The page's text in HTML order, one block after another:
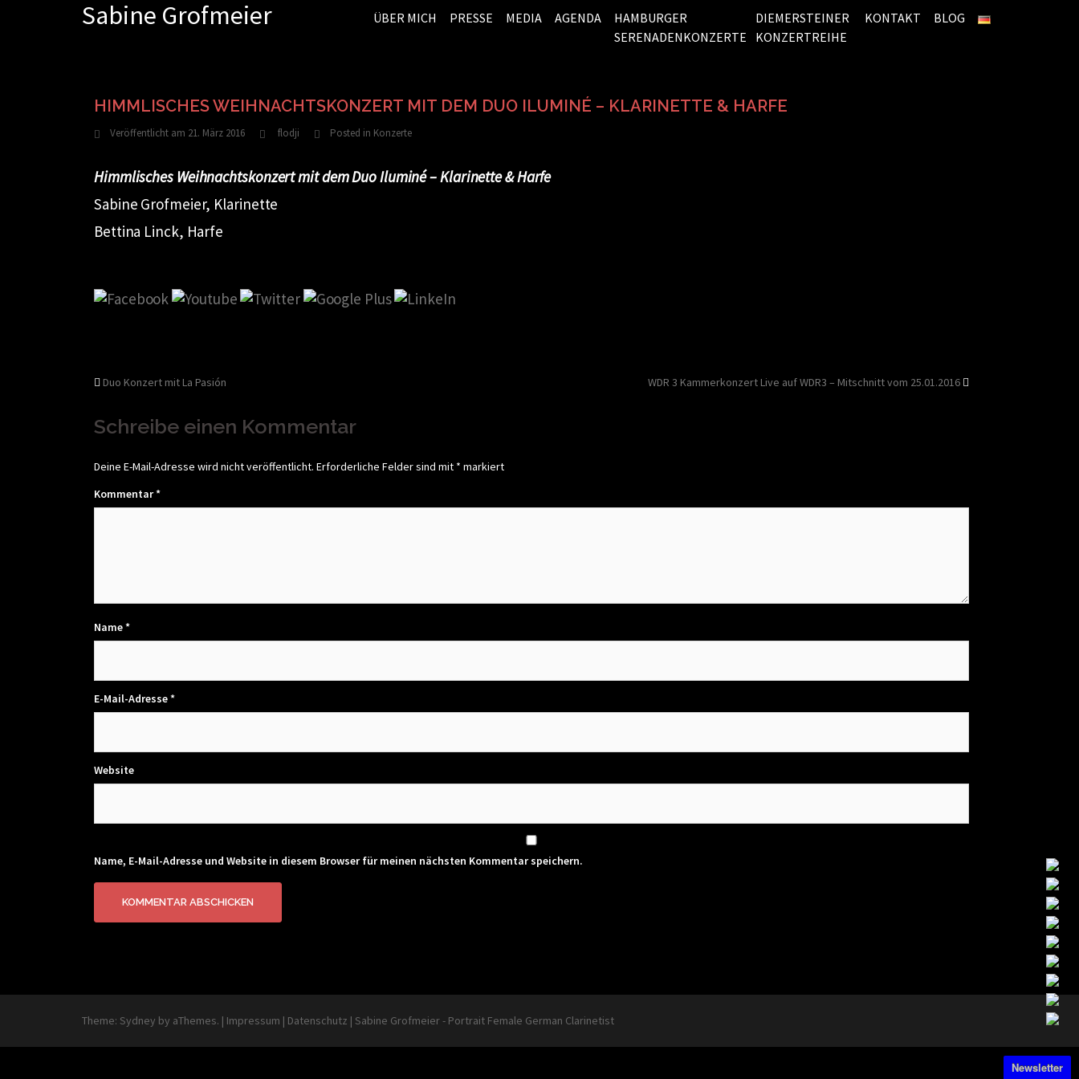
Sabine Grofmeier ÜBER MICH PRESSE MEDIA AGENDA
HAMBURGER
SERENADENKONZERTE
DIEMERSTEINER
KONZERTREIHE
KONTAKT BLOG
HIMMLISCHES WEIHNACHTSKONZERT MIT DEM DUO ILUMINÉ – KLARINETTE & HARFE
Veröffentlicht am 21. März 2016 flodji Posted in Konzerte
Himmlisches Weihnachtskonzert mit dem Duo Iluminé – Klarinette & Harfe
Sabine Grofmeier, Klarinette
Bettina Linck, Harfe
Beitragsnavigation
Duo Konzert mit La Pasión WDR 3 Kammerkonzert Live auf WDR3 – Mitschnitt vom 25.01.2016
Schreibe einen Kommentar
Deine E-Mail-Adresse wird nicht veröffentlicht. Erforderliche Felder sind mit * markiert
Kommentar*
Name*
E-Mail-Adresse*
Website
Name, E-Mail-Adresse und Website in diesem Browser für meinen nächsten Kommentar speichern.
Theme: Sydney by aThemes. | Impressum | Datenschutz | Sabine Grofmeier - Portrait Female German Clarinetist
Newsletter